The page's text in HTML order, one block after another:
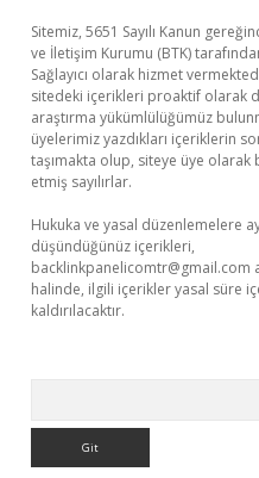
Sitemiz, 5651 Sayılı Kanun
ve İletişim Kurumu (BTK)
Sağlayıcı olarak hizmet
sitedeki içerikleri proaktif olarak
araştırma yükümlülüğümüz
üyelerimiz yazdıkları içeriklerin
taşımakta olup, siteye üye
etmiş sayılırlar.
Hukuka ve yasal düzenlemelere
düşündüğünüz içerikleri,
backlinkpanelicomtr@gmail.com
halinde, ilgili içerikler yasal süre
kaldırılacaktır.